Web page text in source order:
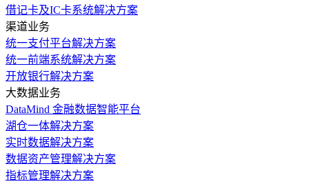
借记卡及IC卡系统解决方案
渠道业务
统一支付平台解决方案
统一前端系统解决方案
开放银行解决方案
大数据业务
DataMind 金融数据智能平台
湖仓一体解决方案
实时数据解决方案
数据资产管理解决方案
指标管理解决方案